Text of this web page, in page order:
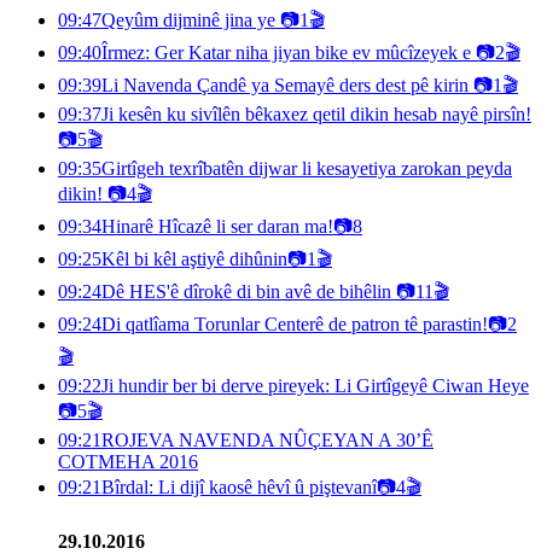
09:47Qeyûm dijminê jina ye 📷1 🎬
09:40Îrmez: Ger Katar niha jiyan bike ev mûcîzeyek e 📷2🎬
09:39Li Navenda Çandê ya Semayê ders dest pê kirin 📷1 🎬
09:37Ji kesên ku sivîlên bêkaxez qetil dikin hesab nayê pirsîn!
📷5🎬
09:35Girtîgeh texrîbatên dijwar li kesayetiya zarokan peyda
dikin! 📷4🎬
09:34Hinarê Hîcazê li ser daran ma!📷8
09:25Kêl bi kêl aştiyê dihûnin📷1 🎬
09:24Dê HES'ê dîrokê di bin avê de bihêlin 📷11 🎬
09:24Di qatlîama Torunlar Centerê de patron tê parastin!📷2
🎬
09:22Ji hundir ber bi derve pireyek: Li Girtîgeyê Ciwan Heye
📷5🎬
09:21ROJEVA NAVENDA NÛÇEYAN A 30’Ê
COTMEHA 2016
09:21Bîrdal: Li dijî kaosê hêvî û piştevanî📷4🎬
29.10.2016